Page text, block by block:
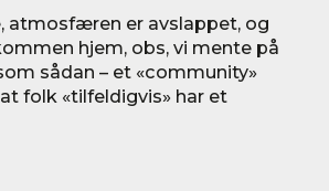
atmosfæren er avslappet, og
hjem, obs, vi mente på
sådan – et «community»
folk «tilfeldigvis» har et